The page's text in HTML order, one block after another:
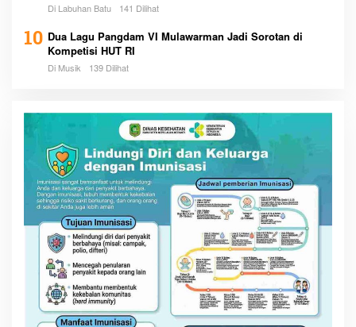
Di Labuhan Batu 141 Dilihat
10 Dua Lagu Pangdam VI Mulawarman Jadi Sorotan di
Kompetisi HUT RI
Di Musik 139 Dilihat